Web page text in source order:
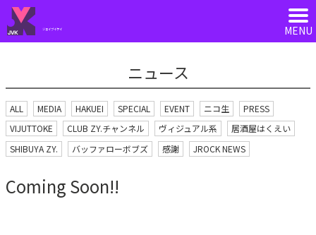
ジェイブイケイ
ニュース
ALL MEDIA HAKUEI SPECIAL EVENT ニコ生
PRESS
VIJUTTOKE
CLUB ZY.チャンネル ヴィジュアル系
居酒屋はくえい
SHIBUYA ZY.
バッファローボブズ 感謝 JROCK NEWS
Coming Soon!!